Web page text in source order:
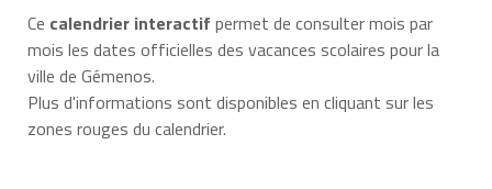
Ce calendrier interactif permet de consulter mois par
mois les dates officielles des vacances scolaires pour la
ville de Gémenos.
Plus d'informations sont disponibles en cliquant sur les
zones rouges du calendrier.